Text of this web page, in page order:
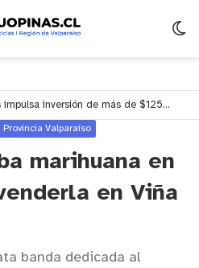
Municipalidad de Nogales impulsa inversión de más de $125 millones para mejorar el sector El Polígono
Provincia Valparaíso
marihuana en
en Viña
banda dedicada al